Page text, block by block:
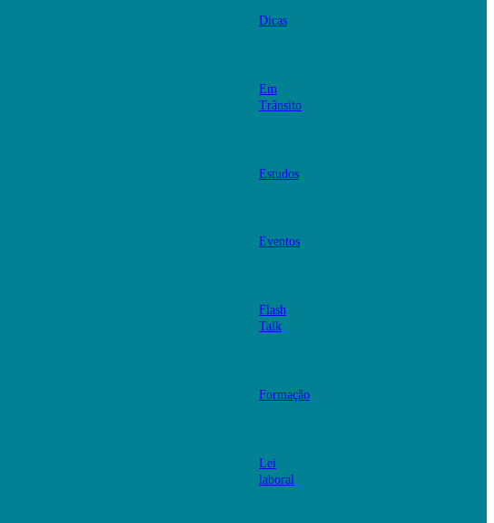
Dicas
Em
Trânsito
Estudos
Eventos
Flash
Talk
Formação
Lei
laboral